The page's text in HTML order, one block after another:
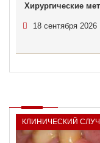
Хирургические
18 сентября 2026
КЛИНИЧЕСКИЙ